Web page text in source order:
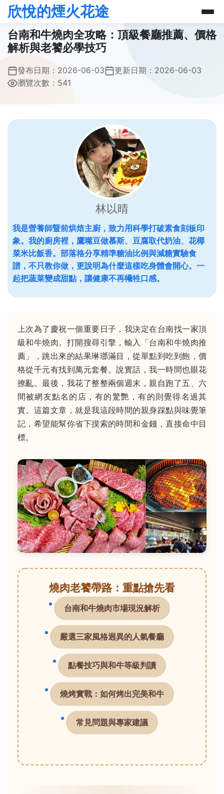
欣悅的煙火花途
台南和牛燒肉全攻略：頂級餐廳推薦、價格
解析與老饕必學技巧
發布日期： 2026-06-03 更新日期： 2026-06-03
瀏覽次數：541
林以晴
我是營養師暨前烘焙主廚，致力用科學打破素食刻板印
象。我的廚房裡，鷹嘴豆做慕斯、豆腐取代奶油、花椰
菜米比飯香。部落格分享精準糖油比例與減糖實驗食
譜，不只教你做，更說明為什麼這樣吃身體會開心。一
起把蔬菜變成甜點，讓健康不再犧牲口感。
上次為了慶祝一個重要日子，我決定在台南找一家頂
級和牛燒肉。打開搜尋引擎，輸入「台南和牛燒肉推
薦」，跳出來的結果琳瑯滿目，從單點到吃到飽，價
格從千元有找到萬元套餐。說實話，我一時間也眼花
撩亂。最後，我花了整整兩個週末，親自跑了五、六
間被網友點名的店，有的驚艷，有的則覺得名過其
實。這篇文章，就是我這段時間的親身踩點與味覺筆
記，希望能幫你省下摸索的時間和金錢，直接命中目
標。
燒肉老饕帶路：重點搶先看
台南和牛燒肉市場現況解析
嚴選三家風格迥異的人氣餐廳
點餐技巧與和牛等級判讀
燒烤實戰：如何烤出完美和牛
常見問題與專家建議